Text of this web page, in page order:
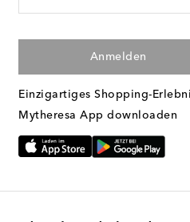
Anmelden
Einzigartiges Shopping-
Mytheresa App downloaden